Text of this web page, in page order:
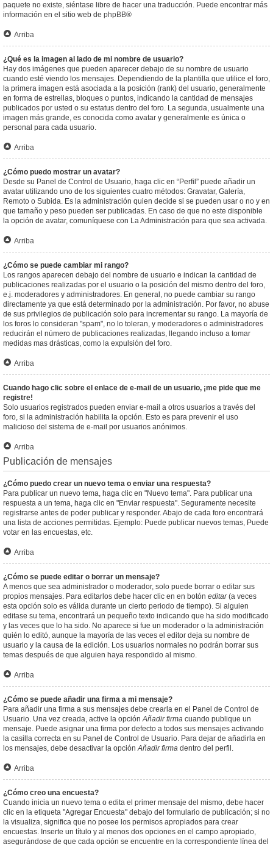
paquete no existe, siéntase libre de hacer una traducción. Puede encontrar más
información en el sitio web de phpBB®
Arriba
¿Qué es la imagen al lado de mi nombre de usuario?
Hay dos imágenes que pueden aparecer debajo de su nombre de usuario
cuando esté viendo los mensajes. Dependiendo de la plantilla que utilice el foro,
la primera imagen está asociada a la posición (rank) del usuario, generalmente
en forma de estrellas, bloques o puntos, indicando la cantidad de mensajes
publicados por usted o su estatus dentro del foro. La segunda, usualmente una
imagen más grande, es conocida como avatar y generalmente es única o
personal para cada usuario.
Arriba
¿Cómo puedo mostrar un avatar?
Desde su Panel de Control de Usuario, haga clic en “Perfil” puede añadir un
avatar utilizando uno de los siguientes cuatro métodos: Gravatar, Galería,
Remoto o Subida. Es la administración quien decide si se pueden usar o no y en
que tamaño y peso pueden ser publicadas. En caso de que no este disponible
la opción de avatar, comuníquese con La Administración para que sea activada.
Arriba
¿Cómo se puede cambiar mi rango?
Los rangos aparecen debajo del nombre de usuario e indican la cantidad de
publicaciones realizadas por el usuario o la posición del mismo dentro del foro,
e.j. moderadores y administradores. En general, no puede cambiar su rango
directamente ya que está determinado por la administración. Por favor, no abuse
de sus privilegios de publicación solo para incrementar su rango. La mayoría de
los foros lo consideran "spam", no lo toleran, y moderadores o administradores
reducirán el número de publicaciones realizadas, llegando incluso a tomar
medidas mas drásticas, como la expulsión del foro.
Arriba
Cuando hago clic sobre el enlace de e-mail de un usuario, ¡me pide que me
registre!
Solo usuarios registrados pueden enviar e-mail a otros usuarios a través del
foro, si la administración habilita la opción. Esto es para prevenir el uso
malicioso del sistema de e-mail por usuarios anónimos.
Arriba
Publicación de mensajes
¿Cómo puedo crear un nuevo tema o enviar una respuesta?
Para publicar un nuevo tema, haga clic en "Nuevo tema". Para publicar una
respuesta a un tema, haga clic en "Enviar respuesta". Seguramente necesite
registrarse antes de poder publicar y responder. Abajo de cada foro encontrará
una lista de acciones permitidas. Ejemplo: Puede publicar nuevos temas, Puede
votar en las encuestas, etc.
Arriba
¿Cómo se puede editar o borrar un mensaje?
A menos que sea administrador o moderador, solo puede borrar o editar sus
propios mensajes. Para editarlos debe hacer clic en en botón editar(a veces
esta opción solo es válida durante un cierto periodo de tiempo). Si alguien
editase su tema, encontrará un pequeño texto indicando que ha sido modificado
y las veces que lo ha sido. No aparece si fue un moderador o la administración
quién lo editó, aunque la mayoría de las veces el editor deja su nombre de
usuario y la causa de la edición. Los usuarios normales no podrán borrar sus
temas después de que alguien haya respondido al mismo.
Arriba
¿Cómo se puede añadir una firma a mi mensaje?
Para añadir una firma a sus mensajes debe crearla en el Panel de Control de
Usuario. Una vez creada, active la opciónAñadir firma cuando publique un
mensaje. Puede asignar una firma por defecto a todos sus mensajes activando
la casilla correcta en su Panel de Control de Usuario. Para dejar de añadirla en
los mensajes, debe desactivar la opciónAñadir firma dentro del perfil.
Arriba
¿Cómo creo una encuesta?
Cuando inicia un nuevo tema o edita el primer mensaje del mismo, debe hacer
clic en la etiqueta "Agregar Encuesta" debajo del formulario de publicación; si no
la visualiza, significa que no posee los permisos apropiados para crear
encuestas. Inserte un título y al menos dos opciones en el campo apropiado,
asegurándose de que cada opción se encuentre en la correspondiente línea del